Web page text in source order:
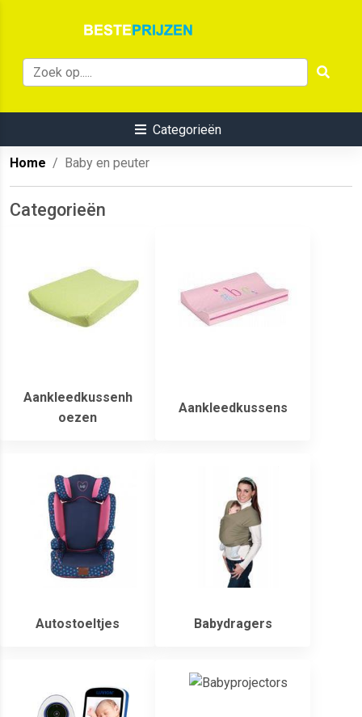
Categorieën
Home Baby en peuter
Categorieën
Aankleedkussenh
oezen
Aankleedkussens
Autostoeltjes Babydragers